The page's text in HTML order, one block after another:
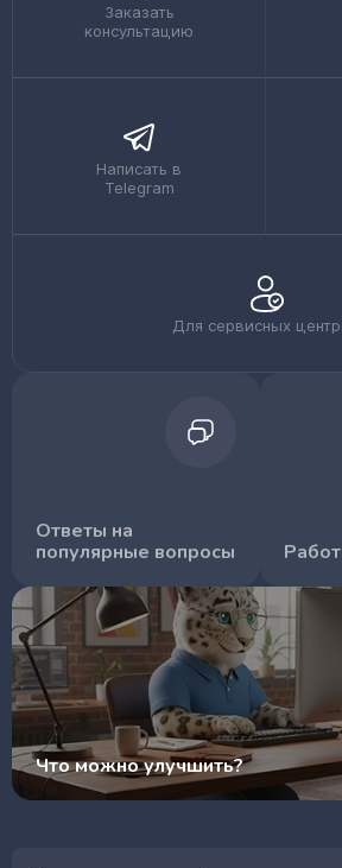
Заказать
консультацию
Написать в
Telegram
Для сервисных
Ответы на
популярные вопросы
Что можно улучшить?